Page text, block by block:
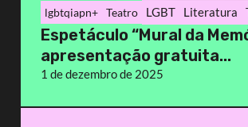
lgbtqiapn+ Teatro LGBT Literatura
Espetáculo “Mural da
apresentação gratuita...
1 de dezembro de 2025